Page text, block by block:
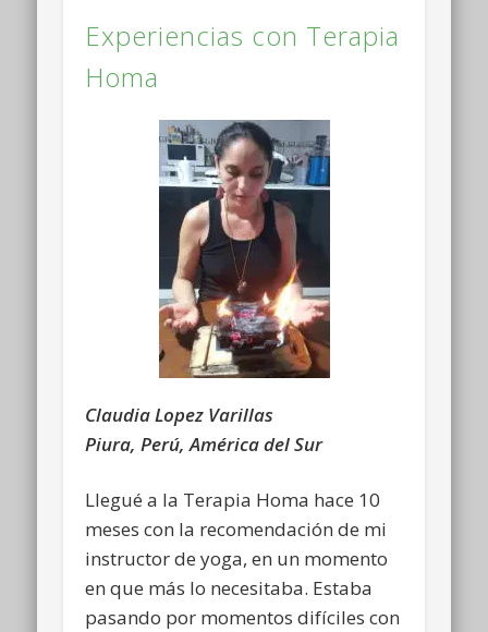
Experiencias con Terapia
Homa
Claudia Lopez Varillas
Piura, Perú, América del Sur
Llegué a la Terapia Homa hace 10
meses con la recomendación de mi
instructor de yoga, en un momento
en que más lo necesitaba. Estaba
pasando por momentos difíciles con